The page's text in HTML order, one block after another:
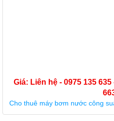
Giá: Liên hệ - 0975 135 635
Cho thuê máy bơm nước công